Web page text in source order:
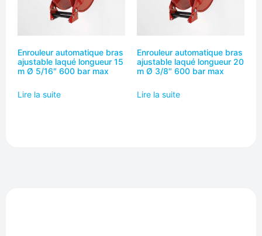
Enrouleur automatique bras
ajustable laqué longueur 15
m Ø 5/16″ 600 bar max
Lire la suite
Enrouleur automatique bras
ajustable laqué longueur 20
m Ø 3/8″ 600 bar max
Lire la suite